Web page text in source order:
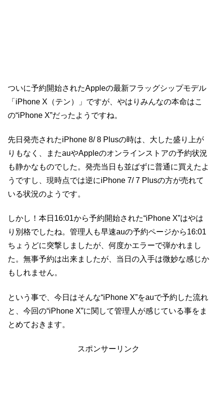
ついに予約開始されたAppleの最新フラッグシップモデル
「iPhone X（テン）」ですが、やはりみんなの本命はこ
の“iPhone X”だったようですね。
先日発売されたiPhone 8/ 8 Plusの時は、大した盛り上が
りもなく、またauやAppleのオンラインストアの予約状況
も静かなものでした。発売当日も並ばずに普通に買えたよ
うですし、現時点では逆にiPhone 7/ 7 Plusの方が売れて
いる状況のようです。
しかし！本日16:01から予約開始された“iPhone X”はやは
り別格でしたね。管理人も早速auの予約ページから16:01
ちょうどに突撃しましたが、何度かエラーで弾かれまし
た。無事予約は出来ましたが、当日の入手は微妙な感じか
もしれません。
という事で、今日はそんな“iPhone X”をauで予約した流れ
と、今回の“iPhone X”に関して管理人が感じている事をま
とめておきます。
スポンサーリンク